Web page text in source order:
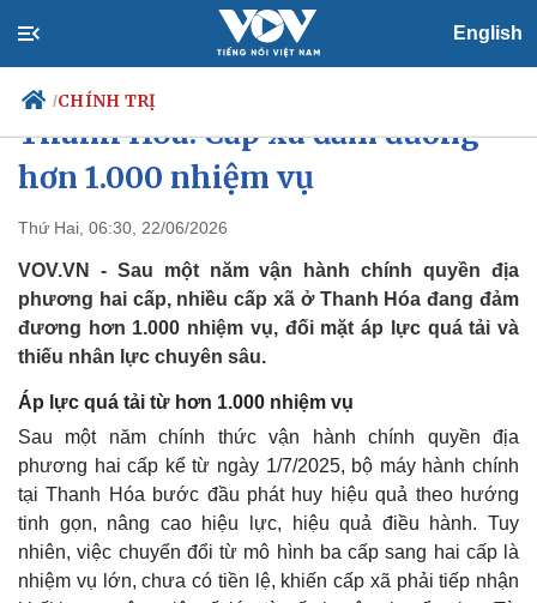
English
/CHÍNH TRỊ
Chính trị
Tổ chức nhân sự
Quốc hội
Nhận diện sự thật
Tin 24h
Dự báo thời tiết
Giáo dục
Dấu ấn VOV
Một năm chính quyền hai cấp ở
Thanh Hóa: Cấp xã đảm đương
hơn 1.000 nhiệm vụ
Thứ Hai, 06:30, 22/06/2026
VOV.VN - Sau một năm vận hành chính quyền địa
phương hai cấp, nhiều cấp xã ở Thanh Hóa đang đảm
đương hơn 1.000 nhiệm vụ, đối mặt áp lực quá tải và
thiếu nhân lực chuyên sâu.
Áp lực quá tải từ hơn 1.000 nhiệm vụ
Sau một năm chính thức vận hành chính quyền địa
phương hai cấp kể từ ngày 1/7/2025, bộ máy hành chính
tại Thanh Hóa bước đầu phát huy hiệu quả theo hướng
tinh gọn, nâng cao hiệu lực, hiệu quả điều hành. Tuy
nhiên, việc chuyển đổi từ mô hình ba cấp sang hai cấp là
nhiệm vụ lớn, chưa có tiền lệ, khiến cấp xã phải tiếp nhận